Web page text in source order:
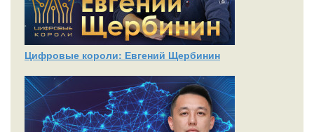
Цифровые короли: Евгений Щербинин